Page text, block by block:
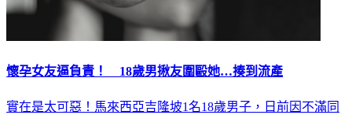
懷孕女友逼負責！ 18歲男揪友圍毆她…揍到流產
實在是太可惡！馬來西亞吉隆坡1名18歲男子，日前因不滿同